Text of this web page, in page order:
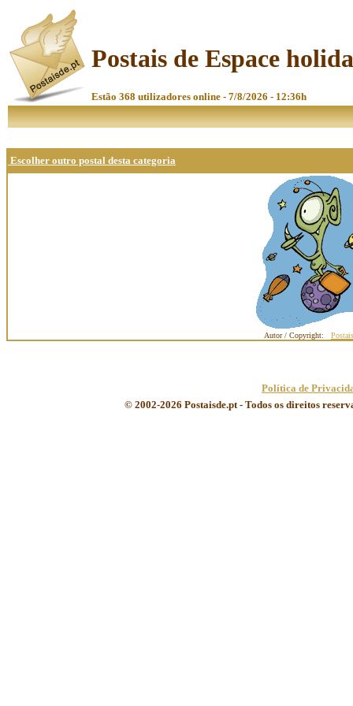
Postais de Espace
Estão 368 utilizadores online - 7/8/2026 - 12:36h
Escolher outro postal desta categoria
Autor / Copyright:
Política de
© 2002-2026 Postaisde.pt - Todos os direitos